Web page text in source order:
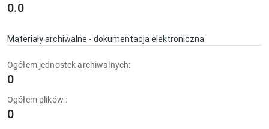
0.0
Materiały archiwalne - dokumentacja elektroniczna
Ogółem jednostek archiwalnych:
0
Ogółem plików :
0